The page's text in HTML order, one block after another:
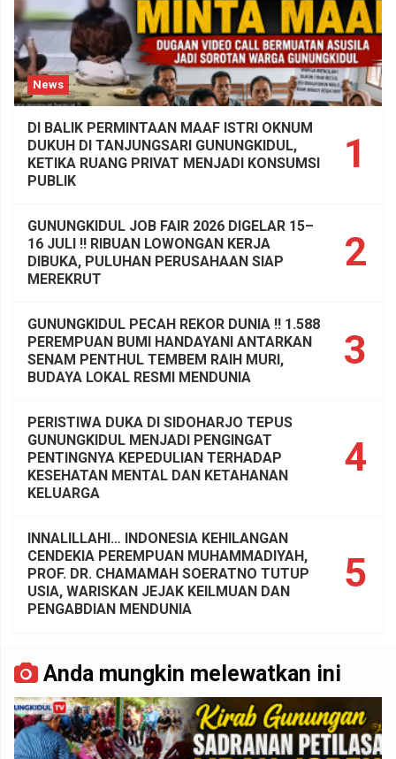
News
1
DI BALIK PERMINTAAN MAAF ISTRI OKNUM
DUKUH DI TANJUNGSARI GUNUNGKIDUL,
KETIKA RUANG PRIVAT MENJADI KONSUMSI
PUBLIK
2
GUNUNGKIDUL JOB FAIR 2026 DIGELAR 15–
16 JULI !! RIBUAN LOWONGAN KERJA
DIBUKA, PULUHAN PERUSAHAAN SIAP
MEREKRUT
3
GUNUNGKIDUL PECAH REKOR DUNIA !! 1.588
PEREMPUAN BUMI HANDAYANI ANTARKAN
SENAM PENTHUL TEMBEM RAIH MURI,
BUDAYA LOKAL RESMI MENDUNIA
4
PERISTIWA DUKA DI SIDOHARJO TEPUS
GUNUNGKIDUL MENJADI PENGINGAT
PENTINGNYA KEPEDULIAN TERHADAP
KESEHATAN MENTAL DAN KETAHANAN
KELUARGA
5
INNALILLAHI… INDONESIA KEHILANGAN
CENDEKIA PEREMPUAN MUHAMMADIYAH,
PROF. DR. CHAMAMAH SOERATNO TUTUP
USIA, WARISKAN JEJAK KEILMUAN DAN
PENGABDIAN MENDUNIA
Anda mungkin melewatkan ini